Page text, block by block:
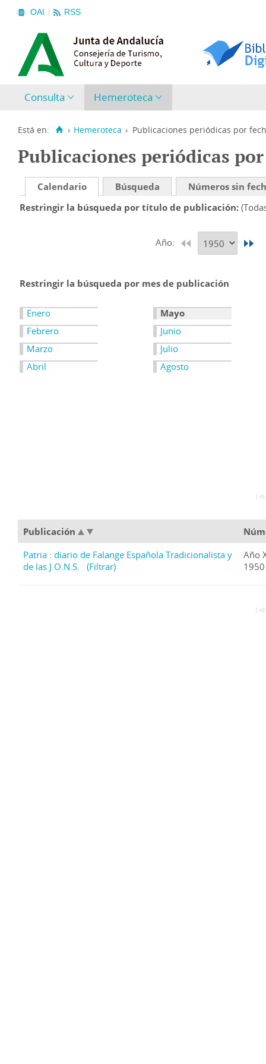
OAI RSS
Consulta Hemeroteca
Está en: › Hemeroteca › Publicaciones periódicas por
Publicaciones periódicas
Calendario Búsqueda
Números sin
Restringir la búsqueda por título de publicación
Año:
Restringir la búsqueda por mes de publicación
Enero
Febrero
Marzo
Abril
Mayo
Junio
Julio
Agosto
Publicación
Patria : diario de Falange Española Tradicionalista y
de las J.O.N.S.
(Filtrar)
Año